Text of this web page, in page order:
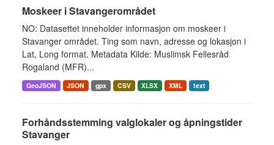
Moskeer i Stavangerområdet
NO: Datasettet inneholder informasjon om moskeer i
Stavanger området. Ting som navn, adresse og lokasjon i
Lat, Long format. Metadata Kilde: Muslimsk Fellesråd
Rogaland (MFR)...
GeoJSON JSON gpx CSV XLSX XML text
Forhåndsstemming valglokaler og åpningstider
Stavanger